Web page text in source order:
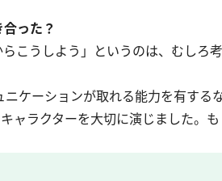
った？
こうしよう」というのは、むしろ
ーションが取れる能力を有する
ャラクターを大切に演じました。